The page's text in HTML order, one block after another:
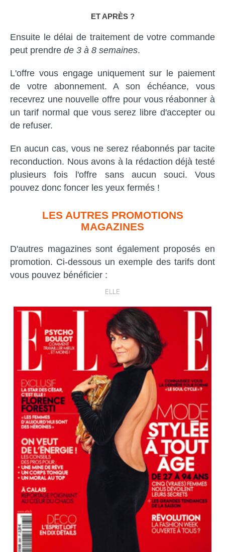
ET APRÈS ?
Ensuite le délai de traitement de votre commande
peut prendre de 3 à 8 semaines.
L'offre vous engage uniquement sur le paiement
de votre abonnement. A son échéance, vous
recevrez une nouvelle offre pour vous réabonner à
un tarif normal que vous serez libre d'accepter ou
de refuser.
En aucun cas, vous ne serez réabonnés par tacite
reconduction. Nous avons à la rédaction déjà testé
plusieurs fois l'offre sans aucun souci. Vous
pouvez donc foncer les yeux fermés !
LES AUTRES PROMOTIONS
MAGAZINES
D'autres magazines sont également proposés en
promotion. Ci-dessous un exemple des tarifs dont
vous pouvez bénéficier :
ELLE